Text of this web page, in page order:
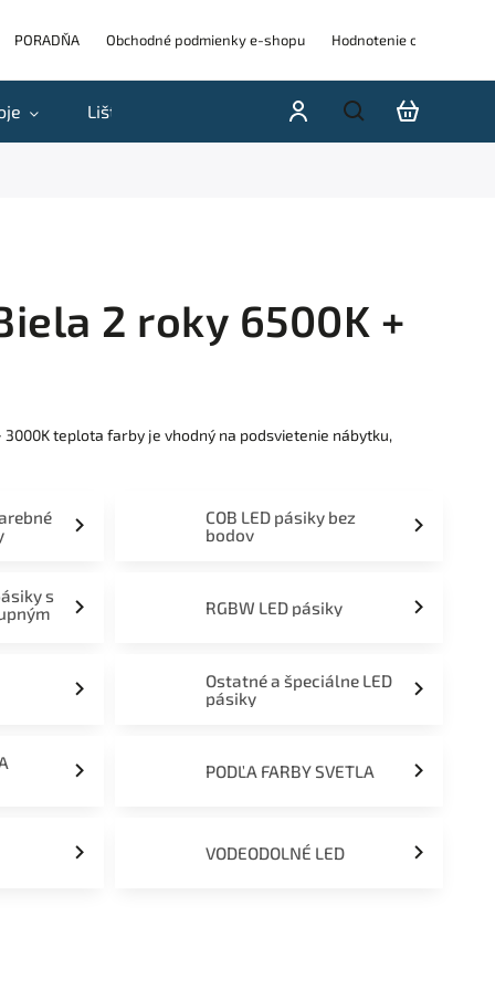
PORADŇA Obchodné podmienky e-shopu Hodnotenie obchodu
Lišty Akcie a výpredaje Blog
2 roky 6500K +
3000K teplota farby je vhodný na podsvietenie nábytku,
COB LED pásiky bez
bodov
s
RGBW LED pásiky
Ostatné a špeciálne LED
pásiky
PODĽA FARBY SVETLA
VODEODOLNÉ LED